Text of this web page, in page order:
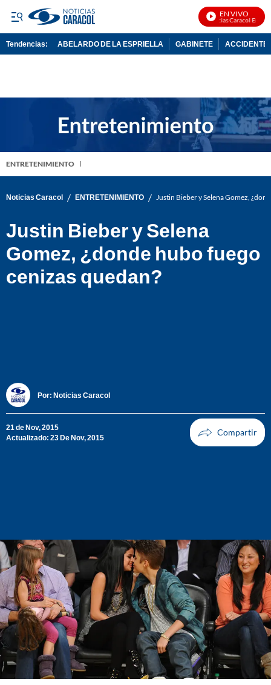
EN VIVO
Noticias Caracol En Vivo
Tendencias: ABELARDO DE LA ESPRIELLA GABINETE ACCIDENTE
ENTRETENIMIENTO
Noticias Caracol / ENTRETENIMIENTO / Justin Bieber y Selena Gomez,
Justin Bieber y Selena
Gomez, ¿donde hubo fuego
cenizas quedan?
Por: Noticias Caracol
21 de Nov, 2015
Actualizado: 23 De Nov, 2015